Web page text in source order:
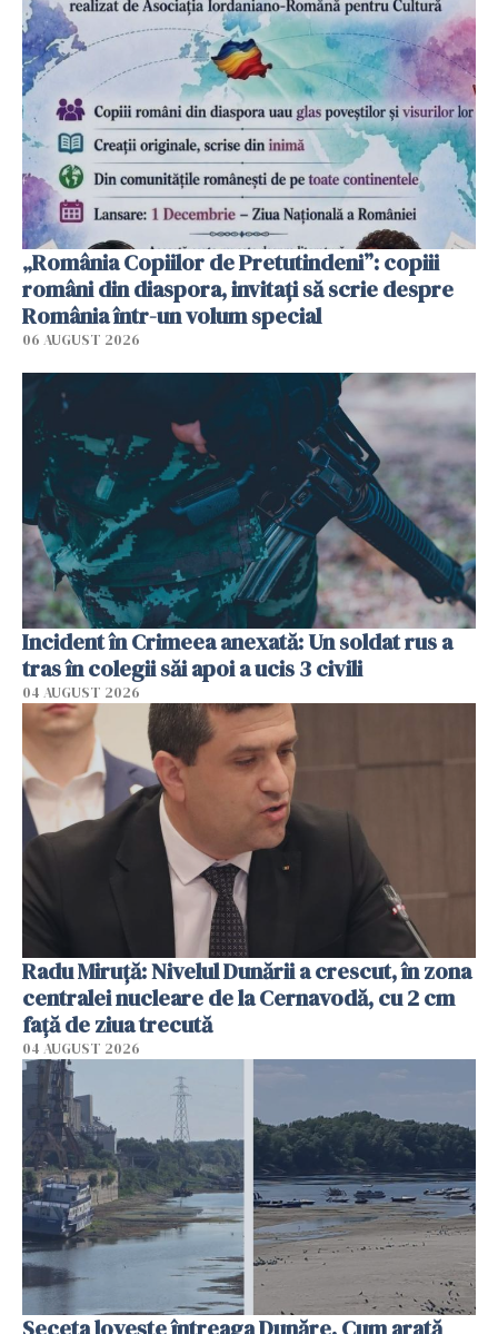
„România Copiilor de Pretutindeni”: copiii
români din diaspora, invitați să scrie despre
România într-un volum special
06 AUGUST 2026
Incident în Crimeea anexată: Un soldat rus a
tras în colegii săi apoi a ucis 3 civili
04 AUGUST 2026
Radu Miruţă: Nivelul Dunării a crescut, în zona
centralei nucleare de la Cernavodă, cu 2 cm
faţă de ziua trecută
04 AUGUST 2026